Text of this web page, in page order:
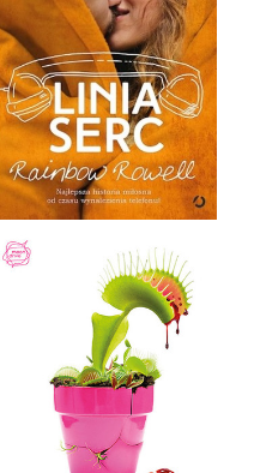
LINIA SERC
RAINBOW ROWELL
OPRAWA MIĘKKA
34,90 ZŁ
PRETTY LITTLE LIARS 16
SARA SHEPARD
OPRAWA MIĘKKA